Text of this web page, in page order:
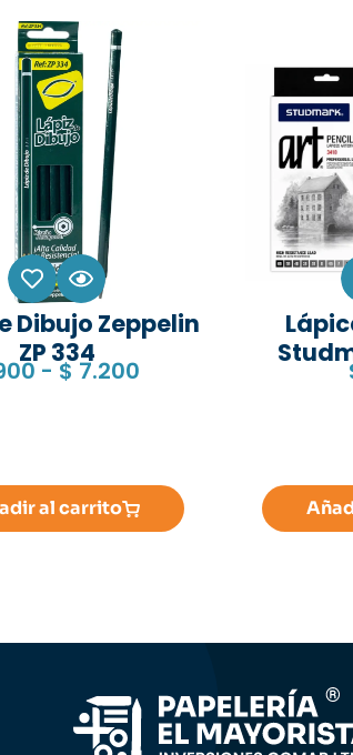
Dibujo Zeppelin
ZP 334
- $7.200
al carrito